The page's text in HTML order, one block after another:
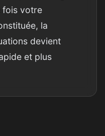
fois votre
la
devient
et plus